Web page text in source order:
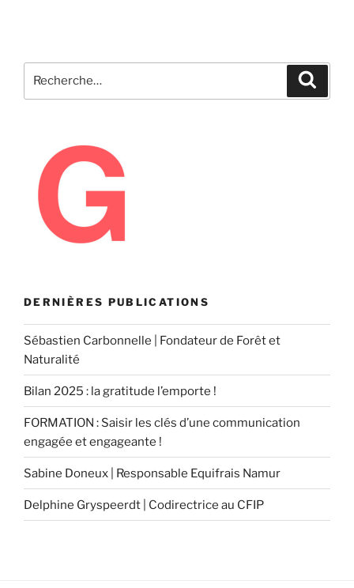
pour
DERNIÈRES PUBLICATIONS
Sébastien Carbonnelle | Fondateur de Forêt et
Naturalité
Bilan 2025 : la gratitude l’emporte !
FORMATION : Saisir les clés d’une communication
engagée et engageante !
Sabine Doneux | Responsable Equifrais Namur
Delphine Gryspeerdt | Codirectrice au CFIP